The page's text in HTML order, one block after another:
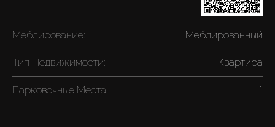
Меблирование: Меблированный
Тип Недвижимости: Квартира
Парковочные Места: 1